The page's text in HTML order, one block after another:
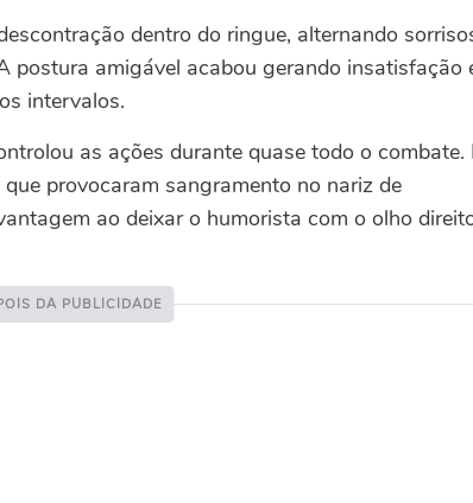
dentro do ringue, alternando
postura amigável acabou gerando insatisfação
intervalos.
as ações durante quase todo o combate.
provocaram sangramento no nariz de
ao deixar o humorista com o olho